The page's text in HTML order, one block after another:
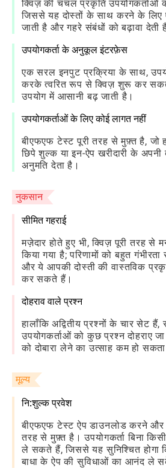
क्विज़ की चंचल प्रकृति उपयोगकर्ताओं
जिससे यह दोस्तों के साथ करने के लिए
जाती है और गहरे संबंधों को बढ़ावा देती
उपयोगकर्ता के अनुकूल इंटरफ़ेस
एक सरल इनपुट प्रक्रिया के साथ,
करके त्वरित रूप से क्विज़ शुरू कर
उपयोग में आसानी बढ़ जाती है।
उपयोगकर्ताओं के लिए कोई लागत नहीं
बीएफएफ टेस्ट पूरी तरह से मुफ़्त है, जो
छिपे शुल्क या इन-ऐप खरीदारी के अपनी
अनुमति देता है।
नुकसान
सीमित गहराई
मज़ेदार होते हुए भी, क्विज़ पूरी तरह से
किया गया है; परिणामों को बहुत गंभीरता
और ये आपकी दोस्ती की वास्तविक
कर सकते हैं।
दोहराव वाले प्रश्न
हालाँकि अद्वितीय प्रश्नों के चार सेट
उपयोगकर्ताओं को कुछ प्रश्न दोहराए
को दोबारा लेने का उत्साह कम हो
मूल्य
नि:शुल्क प्रवेश
बीएफएफ टेस्ट ऐप डाउनलोड करने और
तरह से मुफ़्त है। उपयोगकर्ता बिना
ले सकते हैं, जिससे यह सुनिश्चित होगा
बाधा के ऐप की सुविधाओं का आनंद ले